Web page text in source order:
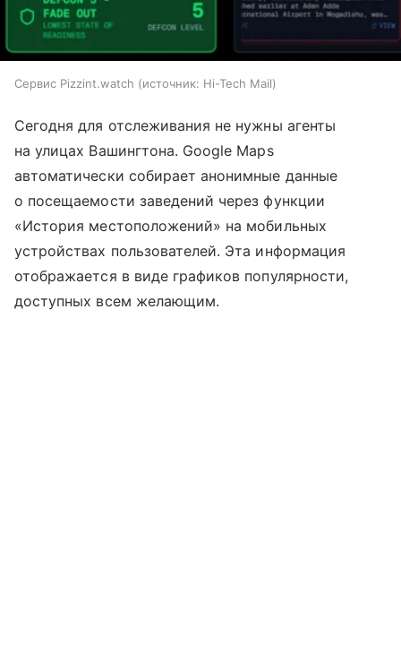
Сервис Pizzint.watch источник: Hi-Tech Mail
Сегодня для отслеживания не нужны агенты
на улицах Вашингтона. Google Maps
автоматически собирает анонимные данные
о посещаемости заведений через функции
«История местоположений» на мобильных
устройствах пользователей. Эта информация
отображается в виде графиков популярности,
доступных всем желающим.